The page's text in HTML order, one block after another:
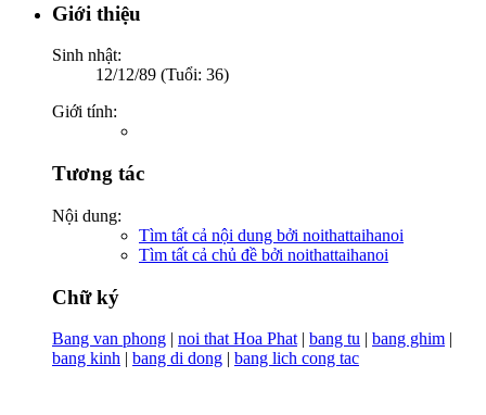
Giới thiệu
Sinh nhật:
12/12/89 (Tuổi: 36)
Giới tính:
Tương tác
Nội dung:
Tìm tất cả nội dung bởi noithattaihanoi
Tìm tất cả chủ đề bởi noithattaihanoi
Chữ ký
Bang van phong | noi that Hoa Phat | bang tu | bang ghim |
bang kinh | bang di dong | bang lich cong tac